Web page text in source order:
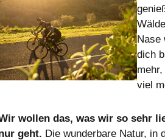
Nase
dich
viel
wollen das, was wir so sehr
geht. Die wunderbare Natur, in